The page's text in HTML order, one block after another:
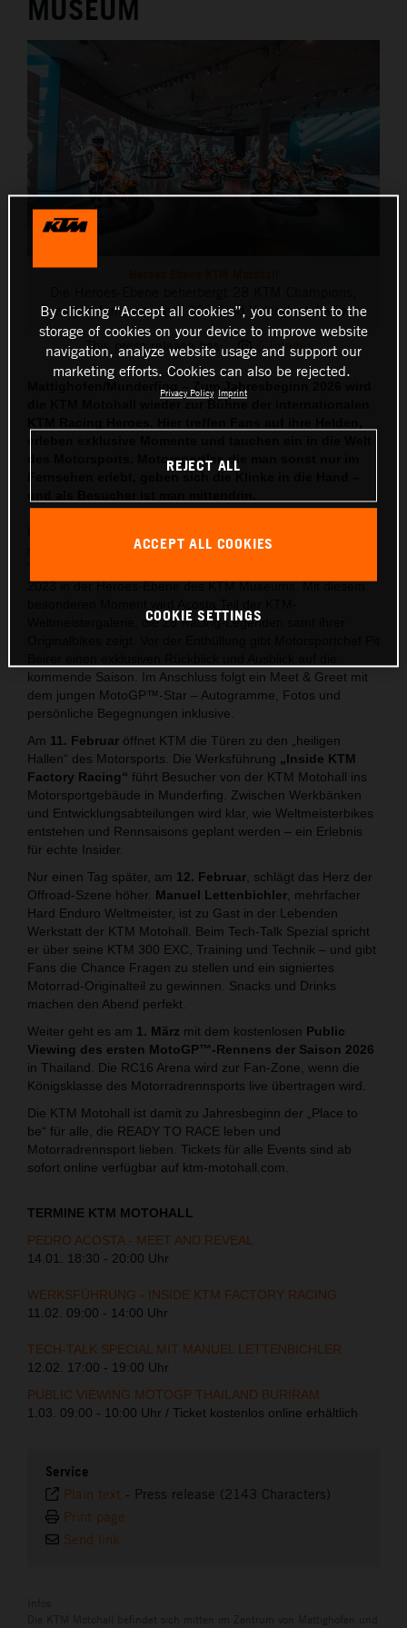
MUSEUM
eingerahmt von einer 360-Grad Video Installation
This press release has: 6 Images
des Motorsports. Motorsportler, die man sonst nur im
spanische MotoGP™-Pilot des Red Bull KTM Factory Racing
2023 in der Heroes-Ebene des KTM Museums. Mit diesem
Weltmeistergalerie, die 28 Racing-Legenden samt ihrer
kommende Saison. Im Anschluss folgt ein Meet & Greet mit
dem jungen MotoGP™-Star – Autogramme, Fotos und
persönliche Begegnungen inklusive.
Am 11. Februar öffnet KTM die Türen zu den „heiligen
Hallen“ des Motorsports. Die Werksführung „Inside KTM
Factory Racing“ führt Besucher von der KTM Motohall ins
Motorsportgebäude in Munderfing. Zwischen Werkbänken
und Entwicklungsabteilungen wird klar, wie Weltmeisterbikes
entstehen und Rennsaisons geplant werden – ein Erlebnis
für echte Insider.
Nur einen Tag später, am 12. Februar , schlägt das Herz der
Offroad-Szene höher. Manuel Lettenbichler , mehrfacher
Hard Enduro Weltmeister, ist zu Gast in der Lebenden
Werkstatt der KTM Motohall. Beim Tech-Talk Spezial spricht
er über seine KTM 300 EXC, Training und Technik – und gibt
Fans die Chance Fragen zu stellen und ein signiertes
Motorrad-Originalteil zu gewinnen. Snacks und Drinks
machen den Abend perfekt.
Weiter geht es am 1. März mit dem kostenlosen Public
Viewing des ersten MotoGP™-Rennens der Saison 2026
in Thailand. Die RC16 Arena wird zur Fan-Zone, wenn die
Königsklasse des Motorradrennsports live übertragen wird.
Die KTM Motohall ist damit zu Jahresbeginn der „Place to
be“ für alle, die READY TO RACE leben und
Motorradrennsport lieben. Tickets für alle Events sind ab
sofort online verfügbar auf ktm-motohall.com.
TERMINE KTM MOTOHALL
PEDRO ACOSTA - MEET AND REVEAL
14.01. 18:30 - 20:00 Uhr
WERKSFÜHRUNG - INSIDE KTM FACTORY RACING
11.02. 09:00 - 14:00 Uhr
TECH-TALK SPECIAL MIT MANUEL LETTENBICHLER
12.02. 17:00 - 19:00 Uhr
PUBLIC VIEWING MOTOGP THAILAND BURIRAM
1.03. 09:00 - 10:00 Uhr / Ticket kostenlos online erhältlich
Service
Plain text - Press release (2143 Characters)
Print page
Send link
By clicking “Accept all cookies”, you consent to the
storage of cookies on your device to improve website
navigation, analyze website usage and support our
marketing efforts. Cookies can also be rejected.
Privacy Policy Imprint
REJECT ALL
ACCEPT ALL COOKIES
COOKIE SETTINGS